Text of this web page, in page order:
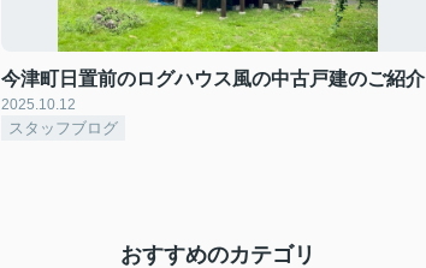
今津町日置前のログハウス風の中古戸建のご紹介
2025.10.12
スタッフブログ
おすすめのカテゴリ